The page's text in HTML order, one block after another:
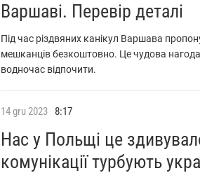
Варшаві. Перевір деталі
Під час різдвяних канікул Варшава
мешканців безкоштовно. Це чудова
водночас відпочити.
Нас у Польщі це
комунікації турбують
14gru2023 8:17